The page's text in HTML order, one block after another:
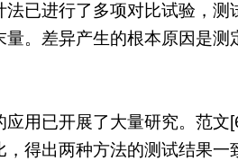
已进行了多项对比试验，
。差异产生的根本原因是测
用已开展了大量研究。范
得出两种方法的测试结果